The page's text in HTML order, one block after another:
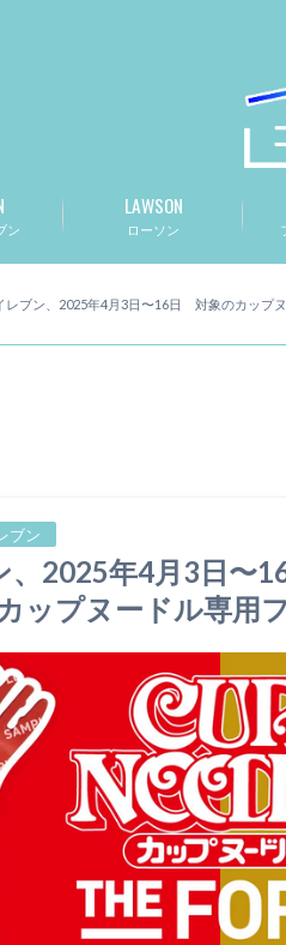
ン ローソン
LAWSON
レブン、2025年4月3日〜16日 対象のカップ
ブン
、2025年4月3日〜
ップヌードル専用